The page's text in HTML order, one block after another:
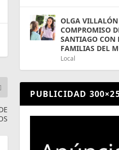
OLGA
COMPROMISO
SANTIAGO CON
FAMILIAS DEL
Local
PUBLICIDAD